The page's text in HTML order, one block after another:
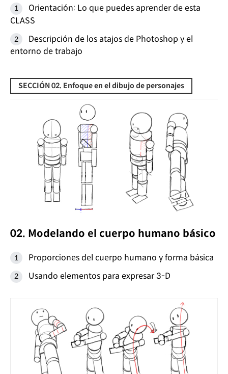
Orientación: Lo que puedes aprender de esta
CLASS
Descripción de los atajos de Photoshop y el
entorno de trabajo
SECCIÓN 02. Enfoque en el dibujo de personajes
02. Modelando el cuerpo humano básico
Proporciones del cuerpo humano y forma básica
Usando elementos para expresar 3-D